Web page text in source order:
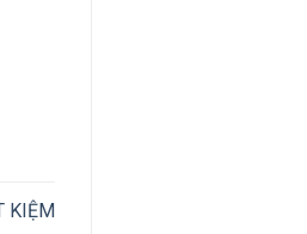
KIỆM